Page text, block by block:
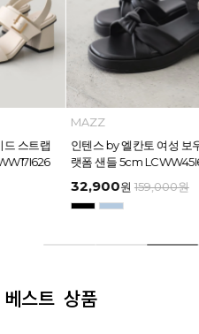
인텐스 by 엘칸토 여성 와이드 스트랩
버클 포인트 샌들 6cm LCWW17I626
169,000원
베스트 상품